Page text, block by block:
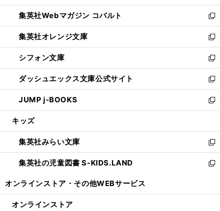
開
く
ウ
で
開
く
ン
ド
ウ
で
開
く
ウ
ィ
ン
ド
ウ
で
開
く
集英社Webマガジン コバルト
新
し
い
ウ
ィ
ン
ド
ウ
で
開
集英社オレンジ文庫
新
し
い
ウ
ィ
ン
ド
ウ
開
く
シフォン文庫
新
し
い
ウ
ィ
ン
ウ
で
開
く
ダッシュエックス文庫公式サイト
新
し
い
ウ
ン
ド
ウ
で
JUMP j-BOOKS
新
し
ウ
ィ
ン
ド
開
キッズ
集英社みらい文庫
新
し
い
ン
集英社の児童図書 S-KIDS.LAND
新
ウ
オンラインストア・ その他WEBサービス
オンラインストア